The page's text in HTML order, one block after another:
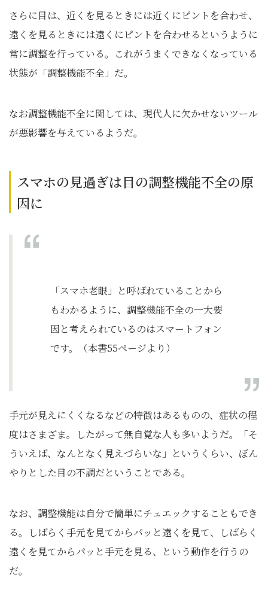
さらに目は、近くを見るときには近くにピントを合わせ、
遠くを見るときには遠くにピントを合わせるというように
常に調整を行っている。これがうまくできなくなっている
状態が「調整機能不全」だ。
なお調整機能不全に関しては、現代人に欠かせないツール
が悪影響を与えているようだ。
スマホの見過ぎは目の調整機能不全の原
因に
「スマホ老眼」と呼ばれていることから
もわかるように、調整機能不全の一大要
因と考えられているのはスマートフォン
です。（本書55ページより）
手元が見えにくくなるなどの特徴はあるものの、症状の程
度はさまざま。したがって無自覚な人も多いようだ。「そ
ういえば、なんとなく見えづらいな」というくらい、ぼん
やりとした目の不調だということである。
なお、調整機能は自分で簡単にチェエックすることもでき
る。しばらく手元を見てからパッと遠くを見て、しばらく
遠くを見てからパッと手元を見る、という動作を行うの
だ。